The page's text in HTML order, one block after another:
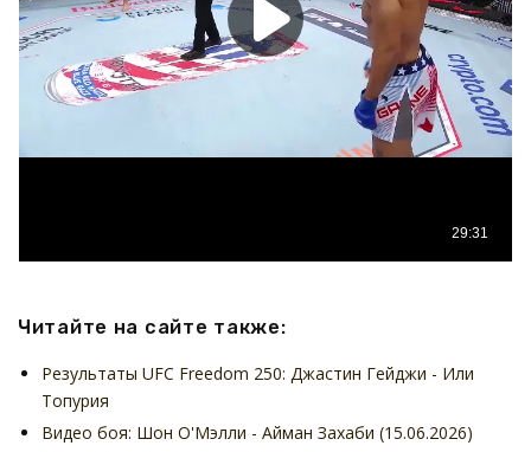
Читайте на сайте также:
Результаты UFC Freedom 250: Джастин Гейджи - Или
Топурия
Видео боя: Шон О'Мэлли - Айман Захаби (15.06.2026)